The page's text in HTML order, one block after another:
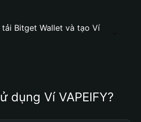
Bitget Wallet và tạo Ví
dụng Ví VAPEIFY?